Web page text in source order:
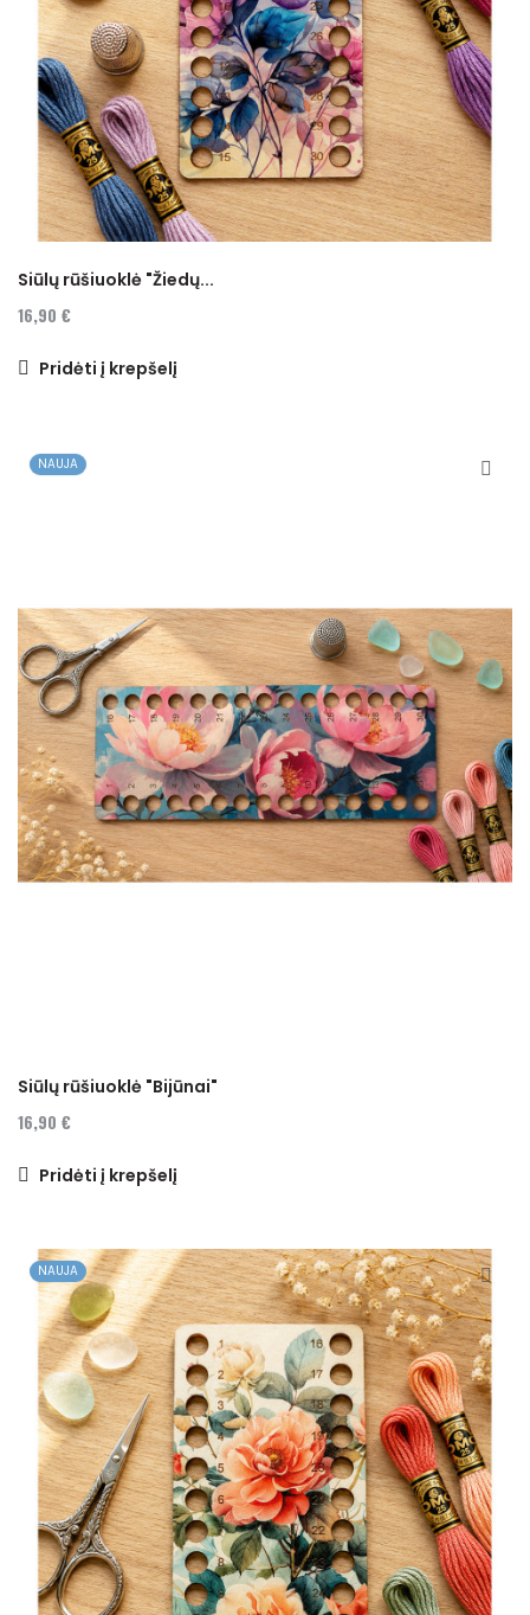
Siūlų rūšiuoklė "Žiedų...
16,90 €
Pridėti į krepšelį
NAUJA
Siūlų rūšiuoklė "Bijūnai"
16,90 €
Pridėti į krepšelį
NAUJA